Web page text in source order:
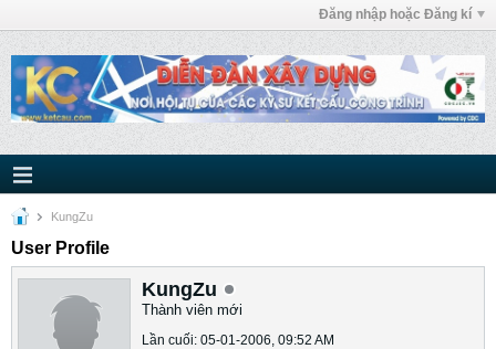
Đăng nhập hoặc Đăng kí
KungZu
User Profile
KungZu
Thành viên mới
Lần cuối: 05-01-2006, 09:52 AM